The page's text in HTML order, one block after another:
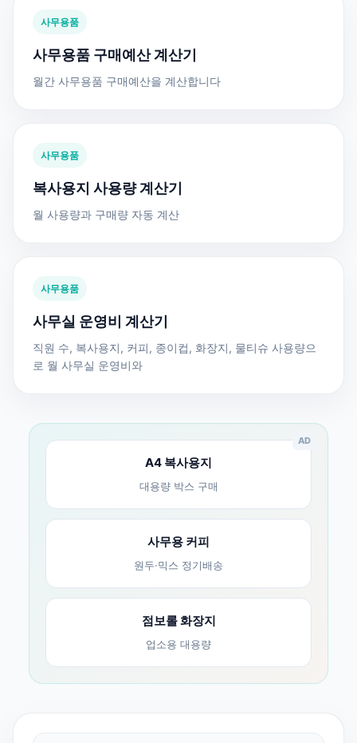
사무용품
사무용품 구매예산 계산기
월간 사무용품 구매예산을 계산합니다
사무용품
복사용지 사용량 계산기
월 사용량과 구매량 자동 계산
사무용품
사무실 운영비 계산기
직원 수, 복사용지, 커피, 종이컵, 화장지, 물티슈 사용량으
로 월 사무실 운영비와
AD
A4 복사용지
대용량 박스 구매
사무용 커피
원두·믹스 정기배송
점보롤 화장지
업소용 대용량